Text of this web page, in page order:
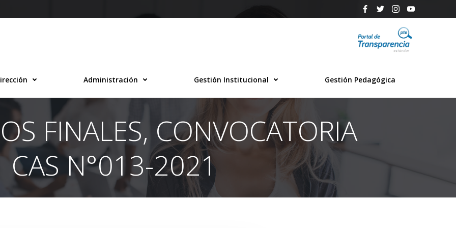
Administración Gestión Institucional Gestión Pedagógica
FINALES, CONVOCATORIA
CAS N°013-2021